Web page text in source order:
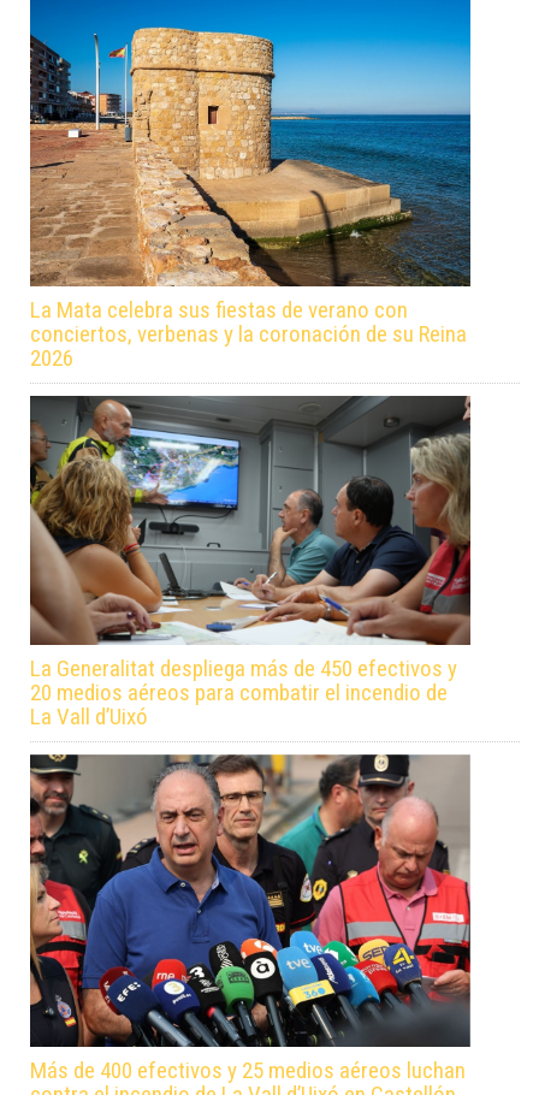
La Mata celebra sus fiestas de verano con
conciertos, verbenas y la coronación de su Reina
2026
La Generalitat despliega más de 450 efectivos y
20 medios aéreos para combatir el incendio de
La Vall d’Uixó
Más de 400 efectivos y 25 medios aéreos luchan